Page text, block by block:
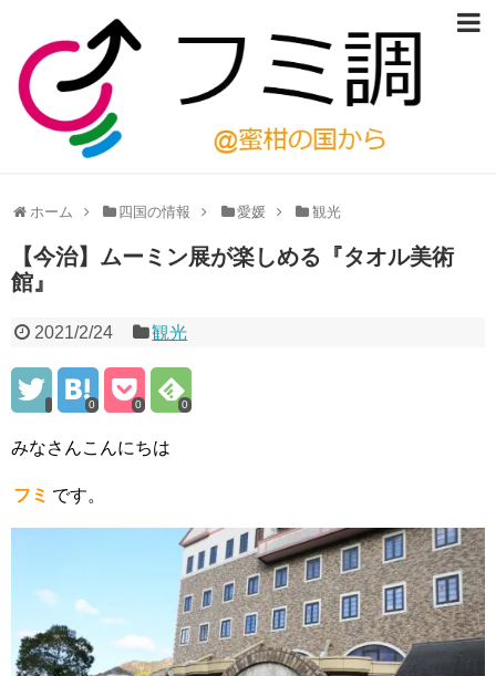
ホーム 四国の情報 愛媛 観光
【今治】ムーミン展が楽しめる『タオル美術
館』
2021/2/24 観光
0 0 0
みなさんこんにちは
フミ です。